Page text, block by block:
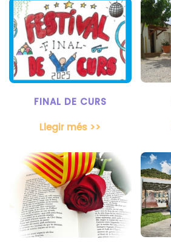
FINAL DE CURS
Llegir més >>